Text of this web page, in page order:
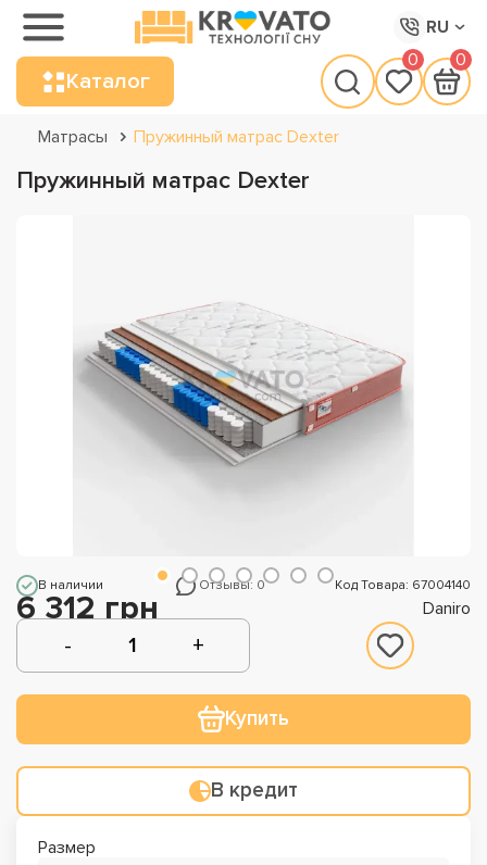
RU
Каталог
0 0
Матрасы Пружинный матрас Dexter
Пружинный матрас Dexter
В наличии Отзывы: 0 Код Товара: 67004140
6 312 грн Daniro
Купить
В кредит
Размер